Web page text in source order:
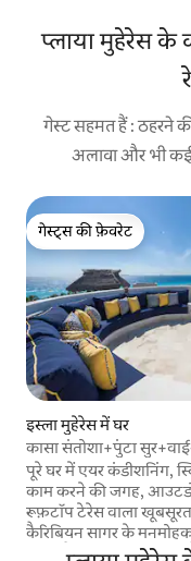
प्लाया मुहेरेस के
गेस्ट सहमत हैं : ठहरने
अलावा और भी कई
गेस्ट्स की फ़ेवरेट
गेस्ट्स की फ़ेवरेट
इस्ला मुहेरेस में घर
कासा संतोशा+पुंटा
फ़ाई+पूल+एसी+रूफ़टॉप
पूरे घर में एयर कंडीशनिंग,
काम करने की जगह,
रूफ़टॉप टेरेस वाला
कैरिबियन सागर के
सकते हैं। सभी सुविधाओं से लैस किचन (स्टोव,